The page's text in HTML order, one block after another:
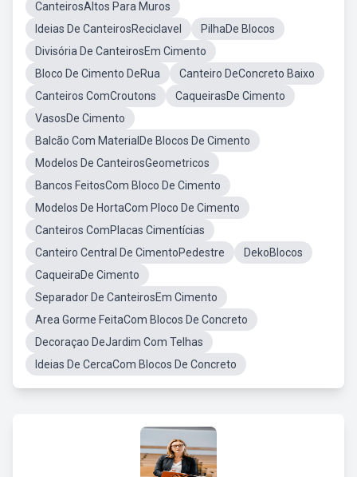
CanteirosAltos Para Muros
Ideias De CanteirosReciclavel
PilhaDe Blocos
Divisória De CanteirosEm Cimento
Bloco De Cimento DeRua
Canteiro DeConcreto Baixo
Canteiros ComCroutons
CaqueirasDe Cimento
VasosDe Cimento
Balcão Com MaterialDe Blocos De Cimento
Modelos De CanteirosGeometricos
Bancos FeitosCom Bloco De Cimento
Modelos De HortaCom Ploco De Cimento
Canteiros ComPlacas Cimentícias
Canteiro Central De CimentoPedestre
DekoBlocos
CaqueiraDe Cimento
Separador De CanteirosEm Cimento
Area Gorme FeitaCom Blocos De Concreto
Decoraçao DeJardim Com Telhas
Ideias De CercaCom Blocos De Concreto